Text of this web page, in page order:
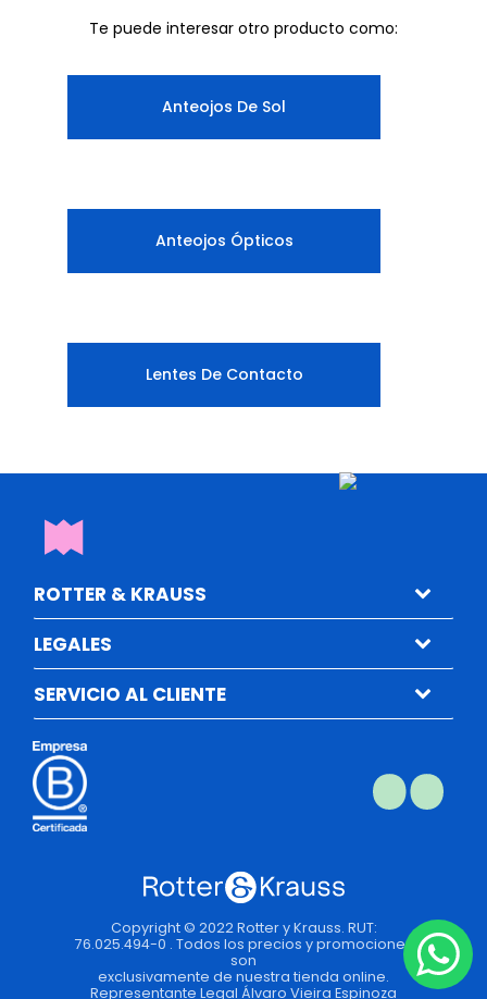
Te puede interesar otro producto como:
Anteojos De Sol
Anteojos Ópticos
Lentes De Contacto
ROTTER & KRAUSS
LEGALES
SERVICIO AL CLIENTE
Copyright © 2022 Rotter y Krauss. RUT:
76.025.494-0 . Todos los precios y promociones
son
exclusivamente de nuestra tienda online.
Representante Legal Álvaro Vieira Espinoza